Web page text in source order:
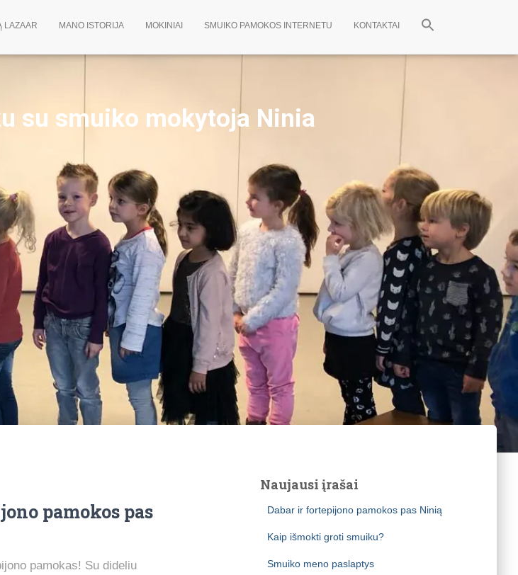
LAZAAR MANO ISTORIJA MOKINIAI SMUIKO PAMOKOS INTERNETU KONTAKTAI
su smuiko mokytoja Ninia
pamokos pas
pamokas! Su dideliu
Naujausi įrašai
Dabar ir fortepijono pamokos pas Ninią
Kaip išmokti groti smuiku?
Smuiko meno paslaptys